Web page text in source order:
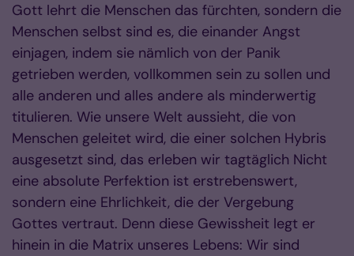
Gott lehrt die Menschen das fürchten, sondern die
Menschen selbst sind es, die einander Angst
einjagen, indem sie nämlich von der Panik
getrieben werden, vollkommen sein zu sollen und
alle anderen und alles andere als minderwertig
titulieren. Wie unsere Welt aussieht, die von
Menschen geleitet wird, die einer solchen Hybris
ausgesetzt sind, das erleben wir tagtäglich Nicht
eine absolute Perfektion ist erstrebenswert,
sondern eine Ehrlichkeit, die der Vergebung
Gottes vertraut. Denn diese Gewissheit legt er
hinein in die Matrix unseres Lebens: Wir sind